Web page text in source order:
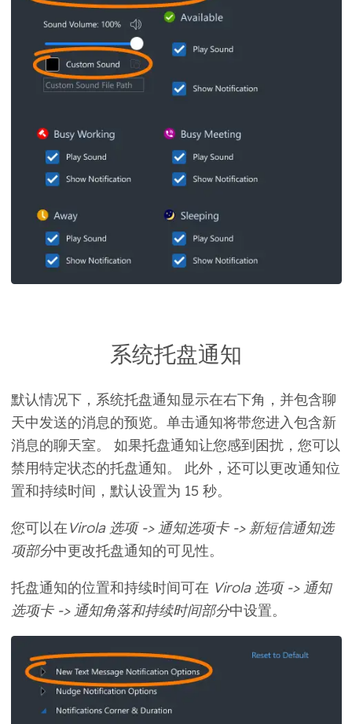
系统托盘通知
默认情况下，系统托盘通知显示在右下角 ，并包含聊
天中发送的消息的预览。单击通知将带您进入包含新
消息的聊天室。 如果托盘通知让您感到困扰，您可以
禁用特定状态的托盘通知。 此外，还可以更改通知位
置和持续时间，默认设置为 15 秒。
您可以在Virola 选项 -> 通知选项卡 -> 新短信通知选
项部分中更改托盘通知的可见性。
托盘通知的位置和持续时间可在 Virola 选项 -> 通知
选项卡 -> 通知角落和持续时间部分中设置。